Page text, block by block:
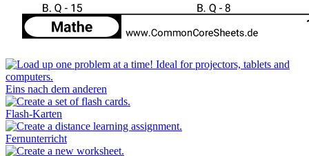
Eins nach dem anderen
Flash-Karten
Fernunterricht